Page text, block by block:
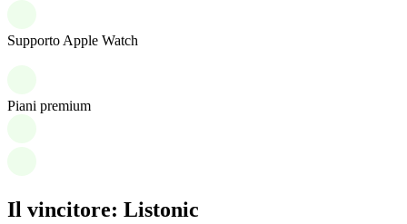
Supporto Apple Watch
Piani premium
Il vincitore: Listonic